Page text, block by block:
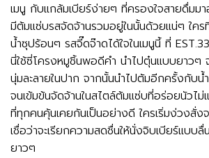
เมนู กับแกล้มเบียร์ง่ายๆ ที่ครองใจสายดื่มม
มีต้มแซ่บรสจัดจ้านรวมอยู่ในนั้นด้วยแน่ๆ ใค
น้ำซุปร้อนๆ รสจี๊ดจ๊าดได้ใจในเมนูนี้ ที่
นี่ใช้ซี่โครงหมูชิ้นพอดีคำ นำไปตุ๋นแบบยาวๆ
นุ่มละลายในปาก จากนั้นนำไปต้มอีกครั้งกับน้
จนเข้มข้นจัดจ้านในสไตล์ต้มแซ่บที่อร่อยนัวไม่
ที่ทุกคนคุ้นเคยกันเป็นอย่างดี ใครเริ่มง่วงสั่ง
เชื่อว่าจะเรียกความสดชื่นให้นั่งจิบเบียร์แบบ
ยาวๆ